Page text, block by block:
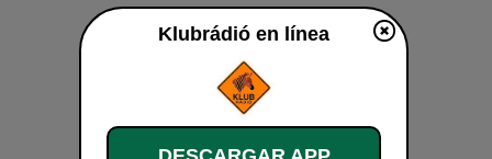
Klubrádió en línea